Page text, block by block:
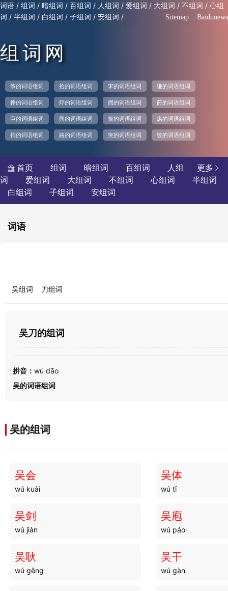
词语 / 组词 / 暗组词 / 百组词 / 人组词 / 爱组词 / 大组词 / 不组词 / 心组
词 / 半组词 / 白组词 / 子组词 / 安组词 / Sitemap Baidunews
组词网
筝的词语组词 拾的词语组词 宋的词语组词 缣的词语组词
挣的词语组词 殍的词语组词 闿的词语组词 莳的词语组词
臣的词语组词 興的词语组词 規的词语组词 疡的词语组词
捐的词语组词 路的词语组词 突的词语组词 镀的词语组词
更多 
 首页 组词 暗组词 百组词
人组
词
爱组词 大组词 不组词 心组词
半组词
白组词
子组词 安组词
词语
吴组词 刀组词
吴刀的组词
拼音： wú dāo
吴的词语组词
吴的组词
吴会
wú kuài
吴体
wú tǐ
吴剑
wú jiàn
吴庖
wú páo
吴耿
wú gěng
吴干
wú gàn